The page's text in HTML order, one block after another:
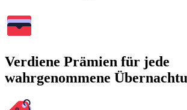
Verdiene Prämien für jede
wahrgenommene